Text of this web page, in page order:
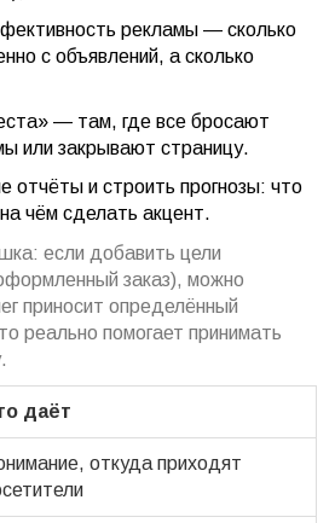
рекламы — сколько
с объявлений, а сколько
— там, где все бросают
или закрывают страницу.
отчёты и строить прогнозы: что
чём сделать акцент.
если добавить цели
заказ), можно
приносит определённый
реально помогает принимать
даёт
откуда приходят